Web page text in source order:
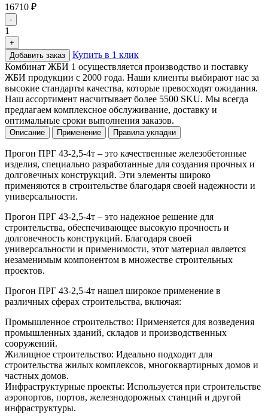
16710 ₽
-
1
+
Добавить заказ
Купить в 1 клик
Комбинат ЖБИ 1 осуществляется производство и поставку
ЖБИ продукции с 2000 года. Наши клиенты выбирают нас за
высокие стандарты качества, которые превосходят ожидания.
Наш ассортимент насчитывает более 5500 SKU. Мы всегда
предлагаем комплексное обслуживание, доставку и
оптимальные сроки выполнения заказов.
Описание Применение Правила укладки
Прогон ПРГ 43-2,5-4т – это качественные железобетонные
изделия, специально разработанные для создания прочных и
долговечных конструкций. Эти элементы широко
применяются в строительстве благодаря своей надежности и
универсальности.
Прогон ПРГ 43-2,5-4т – это надежное решение для
строительства, обеспечивающее высокую прочность и
долговечность конструкций. Благодаря своей
универсальности и применимости, этот материал является
незаменимым компонентом в множестве строительных
проектов.
Прогон ПРГ 43-2,5-4т нашел широкое применение в
различных сферах строительства, включая:
Промышленное строительство: Применяется для возведения
промышленных зданий, складов и производственных
сооружений.
Жилищное строительство: Идеально подходит для
строительства жилых комплексов, многоквартирных домов и
частных домов.
Инфраструктурные проекты: Используется при строительстве
аэропортов, портов, железнодорожных станций и другой
инфраструктуры.